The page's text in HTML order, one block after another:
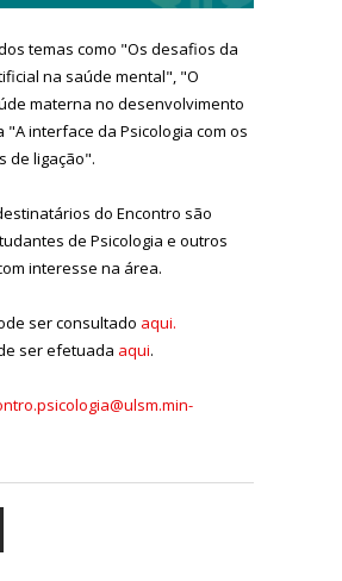
temas como "Os desafios da
na saúde mental", "O
materna no desenvolvimento
"A interface da Psicologia com os
de ligação".
do Encontro são
de Psicologia e outros
interesse na área.
ser consultado aqui.
ser efetuada aqui.